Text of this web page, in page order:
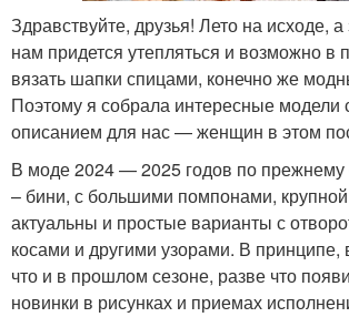
Здравствуйте, друзья! Лето на исходе, а
нам придется утепляться и возможно в
вязать шапки спицами, конечно же
Поэтому я собрала интересные модели
описанием для нас — женщин в этом
В моде 2024 — 2025 годов по прежнему
– бини, с большими помпонами, крупной
актуальны и простые варианты с
косами и другими узорами. В принципе,
что и в прошлом сезоне, разве что
новинки в рисунках и приемах